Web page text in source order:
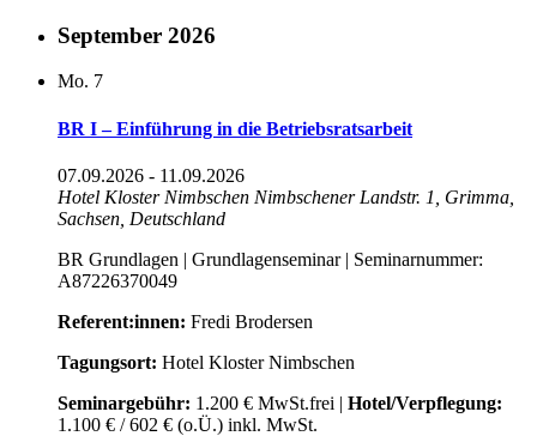
September 2026
Mo. 7
BR I – Einführung in die Betriebsratsarbeit
07.09.2026 - 11.09.2026
Hotel Kloster Nimbschen Nimbschener Landstr. 1, Grimma,
Sachsen, Deutschland
BR Grundlagen | Grundlagenseminar | Seminarnummer:
A87226370049
Referent:innen: Fredi Brodersen
Tagungsort: Hotel Kloster Nimbschen
Seminargebühr: 1.200 € MwSt.frei | Hotel/Verpflegung:
1.100 € / 602 € (o.Ü.) inkl. MwSt.